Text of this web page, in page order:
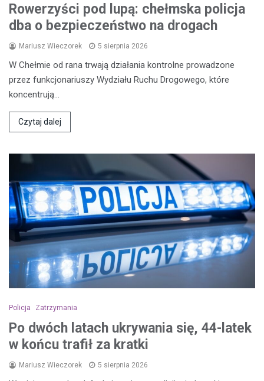
Rowerzyści pod lupą: chełmska policja
dba o bezpieczeństwo na drogach
Mariusz Wieczorek 5 sierpnia 2026
W Chełmie od rana trwają działania kontrolne prowadzone
przez funkcjonariuszy Wydziału Ruchu Drogowego, które
koncentrują…
Czytaj dalej
Policja Zatrzymania
Po dwóch latach ukrywania się, 44-latek
w końcu trafił za kratki
Mariusz Wieczorek 5 sierpnia 2026